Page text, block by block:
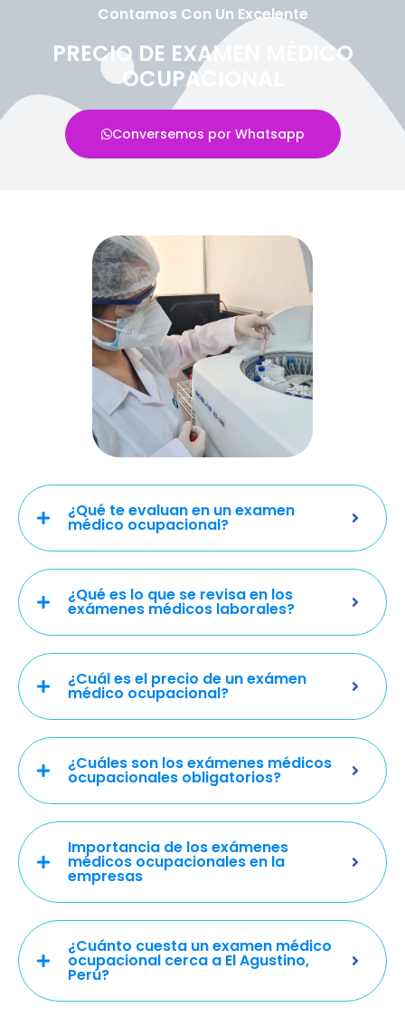
Contamos Con Un Excelente
PRECIO DE EXAMEN MÉDICO
OCUPACIONAL
Conversemos por Whatsapp
¿Qué te evaluan en un examen
médico ocupacional?
¿Qué es lo que se revisa en los
exámenes médicos laborales?
¿Cuál es el precio de un exámen
médico ocupacional?
¿Cuáles son los exámenes médicos
ocupacionales obligatorios?
Importancia de los exámenes
médicos ocupacionales en la
empresas
¿Cuánto cuesta un examen médico
ocupacional cerca a El Agustino,
Perú?